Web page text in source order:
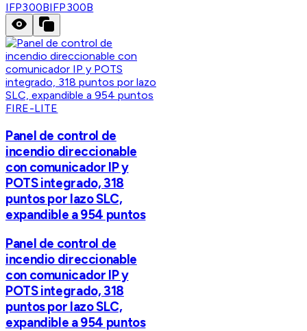
IFP300BIFP300B
FIRE-LITE
Panel de control de
incendio direccionable
con comunicador IP y
POTS integrado, 318
puntos por lazo SLC,
expandible a 954 puntos
Panel de control de
incendio direccionable
con comunicador IP y
POTS integrado, 318
puntos por lazo SLC,
expandible a 954 puntos